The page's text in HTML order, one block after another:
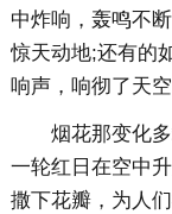
中炸响，轰鸣不
惊天动地;还有的
响声，响彻了天
烟花那变化
一轮红日在空中
撒下花瓣，为人